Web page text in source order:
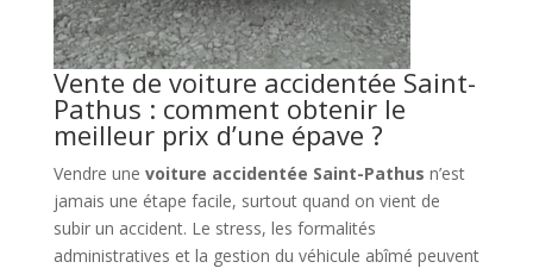
Vente de voiture accidentée Saint-
Pathus : comment obtenir le
meilleur prix d’une épave ?
Vendre une voiture accidentée Saint-Pathus n’est
jamais une étape facile, surtout quand on vient de
subir un accident. Le stress, les formalités
administratives et la gestion du véhicule abîmé peuvent